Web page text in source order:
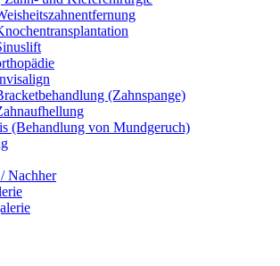
(Zahnspange)
(Behandlung von Mundgeruch)
Nachher